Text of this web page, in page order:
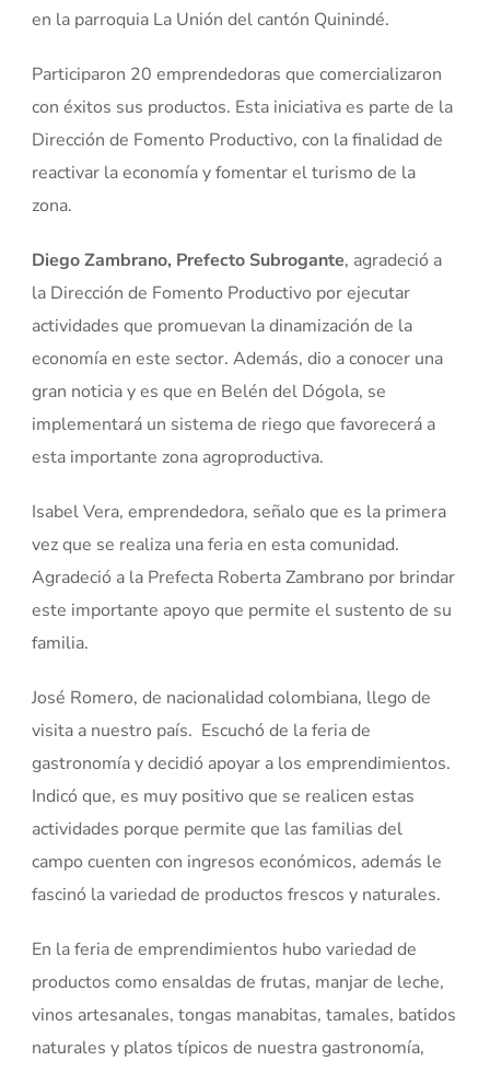
en la parroquia La Unión del cantón Quinindé.
Participaron 20 emprendedoras que comercializaron
con éxitos sus productos. Esta iniciativa es parte de la
Dirección de Fomento Productivo, con la finalidad de
reactivar la economía y fomentar el turismo de la
zona.
Diego Zambrano, Prefecto Subrogante, agradeció a
la Dirección de Fomento Productivo por ejecutar
actividades que promuevan la dinamización de la
economía en este sector. Además, dio a conocer una
gran noticia y es que en Belén del Dógola, se
implementará un sistema de riego que favorecerá a
esta importante zona agroproductiva.
Isabel Vera, emprendedora, señalo que es la primera
vez que se realiza una feria en esta comunidad.
Agradeció a la Prefecta Roberta Zambrano por brindar
este importante apoyo que permite el sustento de su
familia.
José Romero, de nacionalidad colombiana, llego de
visita a nuestro país. Escuchó de la feria de
gastronomía y decidió apoyar a los emprendimientos.
Indicó que, es muy positivo que se realicen estas
actividades porque permite que las familias del
campo cuenten con ingresos económicos, además le
fascinó la variedad de productos frescos y naturales.
En la feria de emprendimientos hubo variedad de
productos como ensaldas de frutas, manjar de leche,
vinos artesanales, tongas manabitas, tamales, batidos
naturales y platos típicos de nuestra gastronomía,